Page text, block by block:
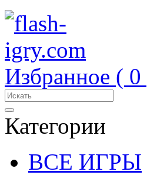
Избранное ( 0
Категории
ВСЕ ИГРЫ